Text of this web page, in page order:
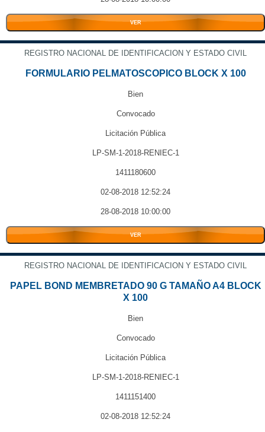
VER
REGISTRO NACIONAL DE IDENTIFICACION Y ESTADO CIVIL
FORMULARIO PELMATOSCOPICO BLOCK X 100
Bien
Convocado
Licitación Pública
LP-SM-1-2018-RENIEC-1
1411180600
02-08-2018 12:52:24
28-08-2018 10:00:00
VER
REGISTRO NACIONAL DE IDENTIFICACION Y ESTADO CIVIL
PAPEL BOND MEMBRETADO 90 G TAMAÑO A4 BLOCK
X 100
Bien
Convocado
Licitación Pública
LP-SM-1-2018-RENIEC-1
1411151400
02-08-2018 12:52:24